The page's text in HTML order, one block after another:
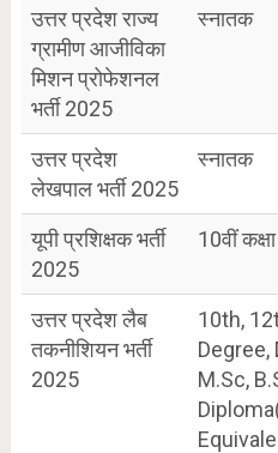
उत्तर प्रदेश राज्य
ग्रामीण आजीविका
मिशन प्रोफेशनल
भर्ती 2025
स्नातक
उत्तर प्रदेश
लेखपाल भर्ती 2025
स्नातक
यूपी प्रशिक्षक भर्ती
2025
10वीं
उत्तर प्रदेश लैब
तकनीशियन भर्ती
2025
10th,
Degree,
M.Sc,